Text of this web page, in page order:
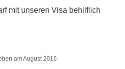
mit unseren Visa behilflich
am August 2016